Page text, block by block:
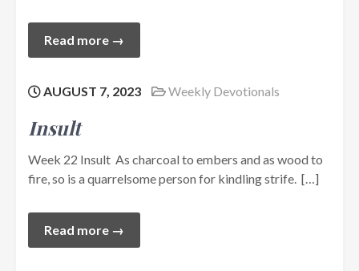
Read more →
AUGUST 7, 2023 Weekly Devotionals
Insult
Week 22 Insult As charcoal to embers and as wood to
fire, so is a quarrelsome person for kindling strife. […]
Read more →